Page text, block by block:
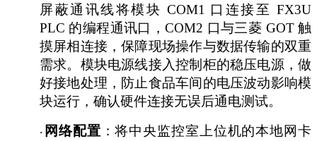
屏蔽通讯线将模块 COM1 口连接至 FX3U
PLC 的编程通讯口，COM2 口与三菱 GOT 触
摸屏相连接，保障现场操作与数据传输的双重
需求。模块电源线接入控制柜的稳压电源，做
好接地处理，防止食品车间的电压波动影响模
块运行，确认硬件连接无误后通电测试。
· 网络配置 ：将中央监控室上位机的本地网卡